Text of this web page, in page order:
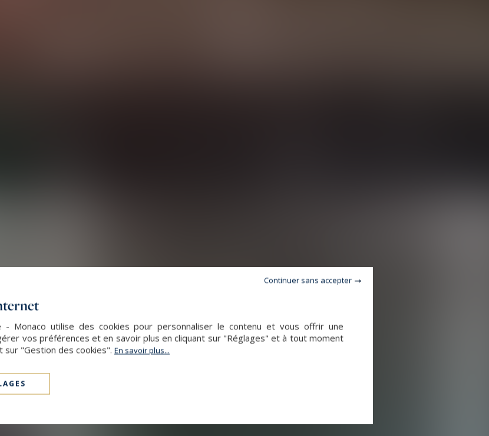
- Monaco utilise des cookies pour personnaliser le contenu et vous offrir une
vos préférences et en savoir plus en cliquant sur "Réglages" et à tout moment
sur "Gestion des cookies". En savoir plus...
Continuer sans accepter